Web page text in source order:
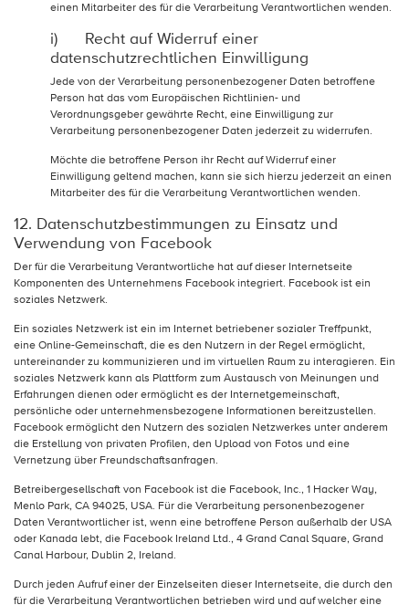
einen Mitarbeiter des für die Verarbeitung Verantwortlichen wenden.
i) Recht auf Widerruf einer
datenschutzrechtlichen Einwilligung
Jede von der Verarbeitung personenbezogener Daten betroffene
Person hat das vom Europäischen Richtlinien- und
Verordnungsgeber gewährte Recht, eine Einwilligung zur
Verarbeitung personenbezogener Daten jederzeit zu widerrufen.
Möchte die betroffene Person ihr Recht auf Widerruf einer
Einwilligung geltend machen, kann sie sich hierzu jederzeit an einen
Mitarbeiter des für die Verarbeitung Verantwortlichen wenden.
12. Datenschutzbestimmungen zu Einsatz und
Verwendung von Facebook
Der für die Verarbeitung Verantwortliche hat auf dieser Internetseite
Komponenten des Unternehmens Facebook integriert. Facebook ist ein
soziales Netzwerk.
Ein soziales Netzwerk ist ein im Internet betriebener sozialer Treffpunkt,
eine Online-Gemeinschaft, die es den Nutzern in der Regel ermöglicht,
untereinander zu kommunizieren und im virtuellen Raum zu interagieren. Ein
soziales Netzwerk kann als Plattform zum Austausch von Meinungen und
Erfahrungen dienen oder ermöglicht es der Internetgemeinschaft,
persönliche oder unternehmensbezogene Informationen bereitzustellen.
Facebook ermöglicht den Nutzern des sozialen Netzwerkes unter anderem
die Erstellung von privaten Profilen, den Upload von Fotos und eine
Vernetzung über Freundschaftsanfragen.
Betreibergesellschaft von Facebook ist die Facebook, Inc., 1 Hacker Way,
Menlo Park, CA 94025, USA. Für die Verarbeitung personenbezogener
Daten Verantwortlicher ist, wenn eine betroffene Person außerhalb der USA
oder Kanada lebt, die Facebook Ireland Ltd., 4 Grand Canal Square, Grand
Canal Harbour, Dublin 2, Ireland.
Durch jeden Aufruf einer der Einzelseiten dieser Internetseite, die durch den
für die Verarbeitung Verantwortlichen betrieben wird und auf welcher eine